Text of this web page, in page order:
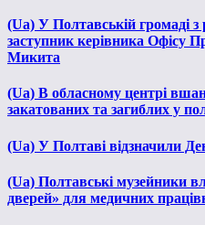
(Ua) У Полтавській громаді
заступник керівника Офісу
Микита
(Ua) В обласному центрі
закатованих та загиблих у
(Ua) У Полтаві відзначили
(Ua) Полтавські музейники
дверей» для медичних